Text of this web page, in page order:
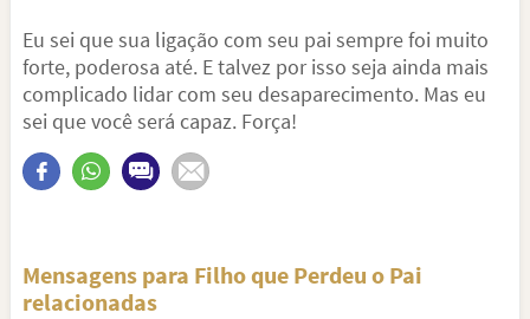
Eu sei que sua ligação com seu pai sempre foi muito
forte, poderosa até. E talvez por isso seja ainda mais
complicado lidar com seu desaparecimento. Mas eu
sei que você será capaz. Força!
Mensagens para Filho que Perdeu o Pai
relacionadas